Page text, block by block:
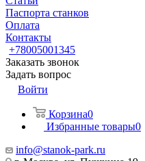
Паспорта станков
Оплата
Контакты
+78005001345
Заказать звонок
Задать вопрос
Войти
Корзина0
Избранные товары0
info@stanok-park.ru